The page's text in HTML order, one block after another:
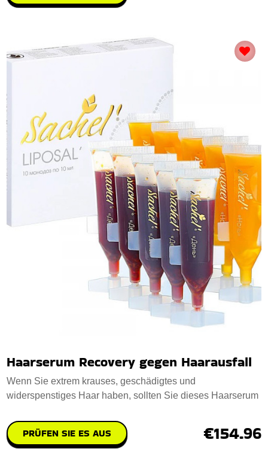
Haarserum Recovery gegen Haarausfall
Wenn Sie extrem krauses, geschädigtes und
widerspenstiges Haar haben, sollten Sie dieses Haarserum
PRÜFEN SIE ES AUS €154.96